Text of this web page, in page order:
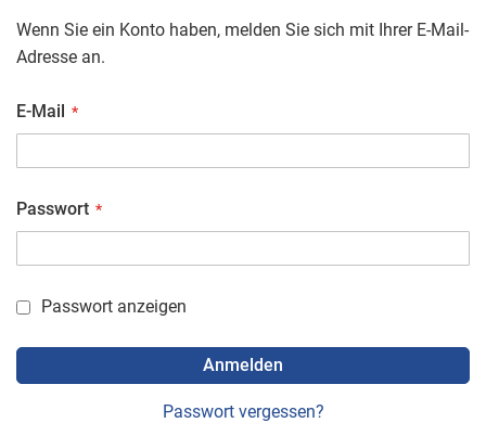
Wenn Sie ein Konto haben, melden Sie sich mit Ihrer E-Mail-
Adresse an.
E-Mail
Passwort
Passwort anzeigen
Anmelden
Passwort vergessen?